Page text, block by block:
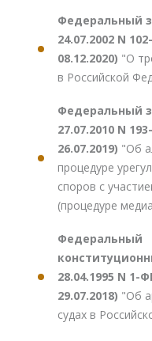
Федеральный
24.07.2002 N
08.12.2020) "О
в Российской
Федеральный
27.07.2010 N
26.07.2019) "Об
процедуре
споров с
(процедуре
Федеральный
28.04.1995 N 1-
29.07.2018) "Об
судах в